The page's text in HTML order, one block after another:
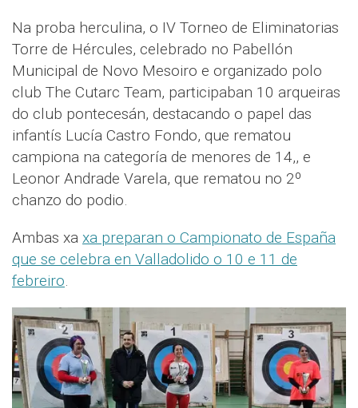
Na proba herculina, o IV Torneo de Eliminatorias
Torre de Hércules, celebrado no Pabellón
Municipal de Novo Mesoiro e organizado polo
club The Cutarc Team, participaban 10 arqueiras
do club pontecesán, destacando o papel das
infantís Lucía Castro Fondo, que rematou
campiona na categoría de menores de 14,, e
Leonor Andrade Varela, que rematou no 2º
chanzo do podio.
Ambas xa xa preparan o Campionato de España
que se celebra en Valladolido o 10 e 11 de
febreiro.